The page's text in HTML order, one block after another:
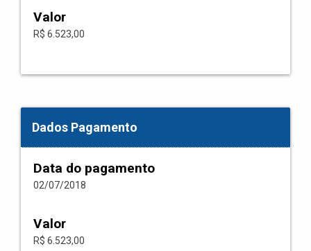
Valor
R$ 6.523,00
Dados Pagamento
Data do pagamento
02/07/2018
Valor
R$ 6.523,00